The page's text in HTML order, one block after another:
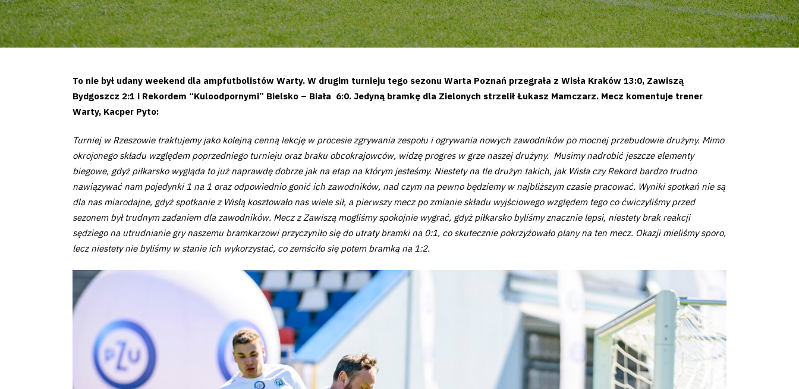
To nie był udany weekend dla ampfutbolistów Warty. W drugim turnieju tego sezonu Warta Poznań przegrała z Wisła Kraków 13:0, Zawiszą
Bydgoszcz 2:1 i Rekordem “Kuloodpornymi” Bielsko – Biała 6:0. Jedyną bramkę dla Zielonych strzelił Łukasz Mamczarz. Mecz komentuje trener
Warty, Kacper Pyto:
Turniej w Rzeszowie traktujemy jako kolejną cenną lekcję w procesie zgrywania zespołu i ogrywania nowych zawodników po mocnej przebudowie drużyny. Mimo
okrojonego składu względem poprzedniego turnieju oraz braku obcokrajowców, widzę progres w grze naszej drużyny. Musimy nadrobić jeszcze elementy
biegowe, gdyż piłkarsko wygląda to już naprawdę dobrze jak na etap na którym jesteśmy. Niestety na tle drużyn takich, jak Wisła czy Rekord bardzo trudno
nawiązywać nam pojedynki 1 na 1 oraz odpowiednio gonić ich zawodników, nad czym na pewno będziemy w najbliższym czasie pracować. Wyniki spotkań nie są
dla nas miarodajne, gdyż spotkanie z Wisłą kosztowało nas wiele sił, a pierwszy mecz po zmianie składu wyjściowego względem tego co ćwiczyliśmy przed
sezonem był trudnym zadaniem dla zawodników. Mecz z Zawiszą mogliśmy spokojnie wygrać, gdyż piłkarsko byliśmy znacznie lepsi, niestety brak reakcji
sędziego na utrudnianie gry naszemu bramkarzowi przyczyniło się do utraty bramki na 0:1, co skutecznie pokrzyżowało plany na ten mecz. Okazji mieliśmy sporo,
lecz niestety nie byliśmy w stanie ich wykorzystać, co zemściło się potem bramką na 1:2.